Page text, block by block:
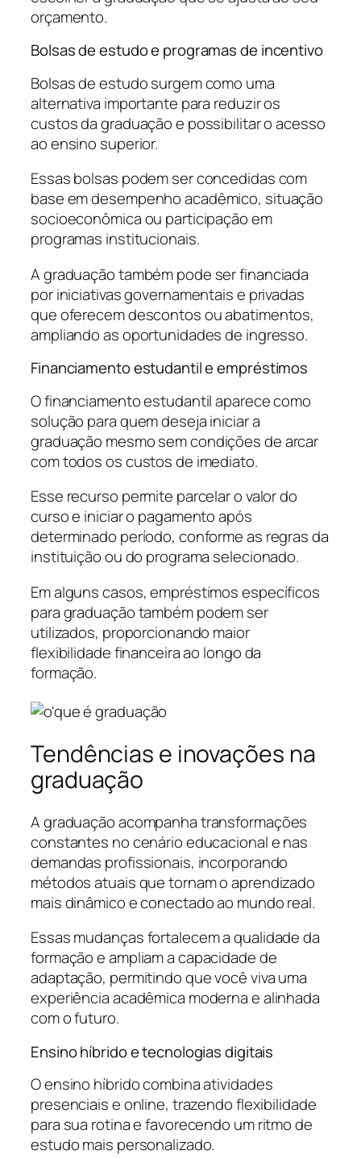
orçamento.
Bolsas de estudo e programas de incentivo
Bolsas de estudo surgem como uma
alternativa importante para reduzir os
custos da graduação e possibilitar o acesso
ao ensino superior.
Essas bolsas podem ser concedidas com
base em desempenho acadêmico, situação
socioeconômica ou participação em
programas institucionais.
A graduação também pode ser financiada
por iniciativas governamentais e privadas
que oferecem descontos ou abatimentos,
ampliando as oportunidades de ingresso.
Financiamento estudantil e empréstimos
O financiamento estudantil aparece como
solução para quem deseja iniciar a
graduação mesmo sem condições de arcar
com todos os custos de imediato.
Esse recurso permite parcelar o valor do
curso e iniciar o pagamento após
determinado período, conforme as regras da
instituição ou do programa selecionado.
Em alguns casos, empréstimos específicos
para graduação também podem ser
utilizados, proporcionando maior
flexibilidade financeira ao longo da
formação.
Tendências e inovações na
graduação
A graduação acompanha transformações
constantes no cenário educacional e nas
demandas profissionais, incorporando
métodos atuais que tornam o aprendizado
mais dinâmico e conectado ao mundo real.
Essas mudanças fortalecem a qualidade da
formação e ampliam a capacidade de
adaptação, permitindo que você viva uma
experiência acadêmica moderna e alinhada
com o futuro.
Ensino híbrido e tecnologias digitais
O ensino híbrido combina atividades
presenciais e online, trazendo flexibilidade
para sua rotina e favorecendo um ritmo de
estudo mais personalizado.